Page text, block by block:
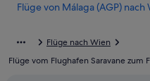
Flüge von Málaga (AGP) nach
Flüge von Amsterdam (AMS)
Flüge nach Wien
Flüge vom Flughafen Saravane zum